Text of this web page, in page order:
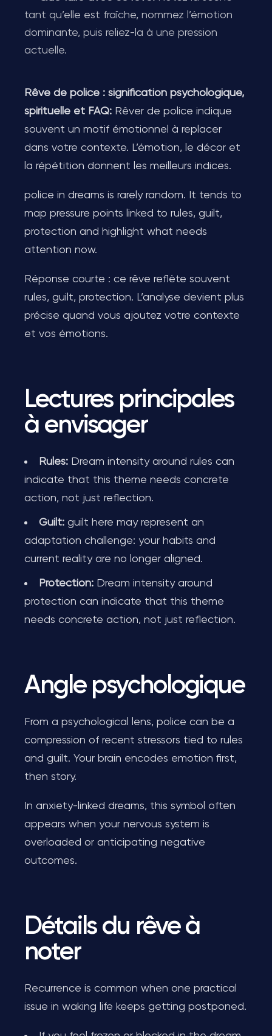
tant qu’elle est fraîche, nommez l’émotion
dominante, puis reliez-la à une pression
actuelle.
Rêve de police : signification psychologique,
spirituelle et FAQ: Rêver de police indique
souvent un motif émotionnel à replacer
dans votre contexte. L’émotion, le décor et
la répétition donnent les meilleurs indices.
police in dreams is rarely random. It tends to
map pressure points linked to rules, guilt,
protection and highlight what needs
attention now.
Réponse courte : ce rêve reflète souvent
rules, guilt, protection. L’analyse devient plus
précise quand vous ajoutez votre contexte
et vos émotions.
Lectures principales
à envisager
Rules: Dream intensity around rules can
indicate that this theme needs concrete
action, not just reflection.
Guilt: guilt here may represent an
adaptation challenge: your habits and
current reality are no longer aligned.
Protection: Dream intensity around
protection can indicate that this theme
needs concrete action, not just reflection.
Angle psychologique
From a psychological lens, police can be a
compression of recent stressors tied to rules
and guilt. Your brain encodes emotion first,
then story.
In anxiety-linked dreams, this symbol often
appears when your nervous system is
overloaded or anticipating negative
outcomes.
Détails du rêve à
noter
Recurrence is common when one practical
issue in waking life keeps getting postponed.